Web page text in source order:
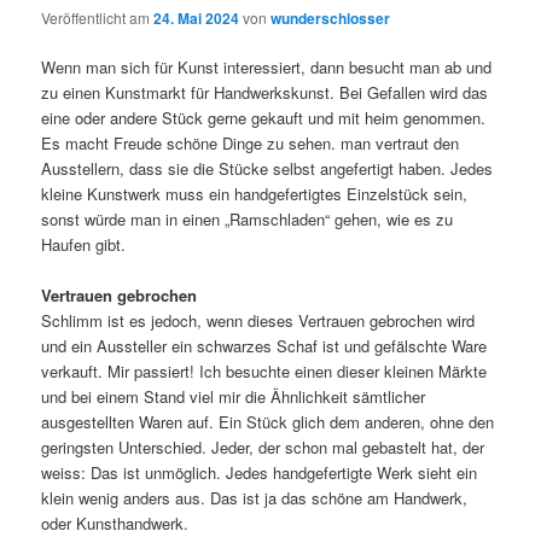
Veröffentlicht am24. Mai 2024vonwunderschlosser
Wenn man sich für Kunst interessiert, dann besucht man ab und
zu einen Kunstmarkt für Handwerkskunst. Bei Gefallen wird das
eine oder andere Stück gerne gekauft und mit heim genommen.
Es macht Freude schöne Dinge zu sehen. man vertraut den
Ausstellern, dass sie die Stücke selbst angefertigt haben. Jedes
kleine Kunstwerk muss ein handgefertigtes Einzelstück sein,
sonst würde man in einen „Ramschladen“ gehen, wie es zu
Haufen gibt.
Vertrauen gebrochen
Schlimm ist es jedoch, wenn dieses Vertrauen gebrochen wird
und ein Aussteller ein schwarzes Schaf ist und gefälschte Ware
verkauft. Mir passiert! Ich besuchte einen dieser kleinen Märkte
und bei einem Stand viel mir die Ähnlichkeit sämtlicher
ausgestellten Waren auf. Ein Stück glich dem anderen, ohne den
geringsten Unterschied. Jeder, der schon mal gebastelt hat, der
weiss: Das ist unmöglich. Jedes handgefertigte Werk sieht ein
klein wenig anders aus. Das ist ja das schöne am Handwerk,
oder Kunsthandwerk.